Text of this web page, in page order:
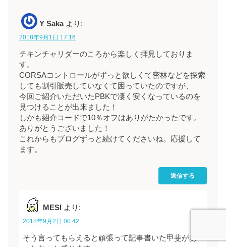
Y Saka より:
2018年9月1日 17:16
チキンチャリダーのころから楽しく拝見しておりま
す。
CORSAコントロールがずっと欲しくて密林などを探索
しても割引販売していなくて困っていたのですが、
今回ご紹介いただいたPBKで凄く安くなっているのを
見つけることが出来ました！
しかも紹介コードで10％オフはありがたかったです。
ありがとうございました！
これからもブログずっと続けてくださいね。応援して
ます。
返信する
MESI より:
2018年9月2日 00:42
そう言ってもらえると頑張って記事書いた甲斐があ